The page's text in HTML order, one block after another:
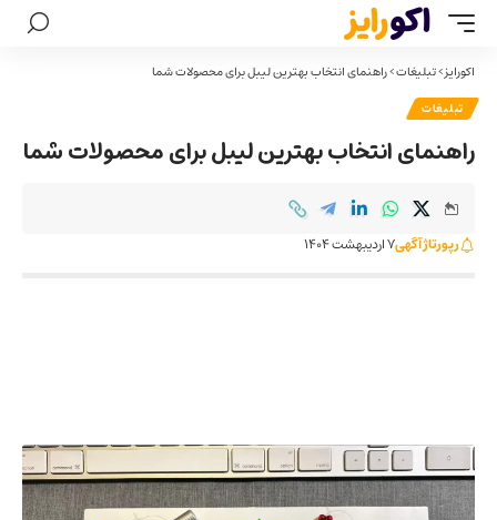
اکورایز>تبلیغات>راهنمای انتخاب بهترین لیبل برای محصولات شما
تبلیغات
راهنمای انتخاب بهترین لیبل برای محصولات شما
رپورتاژ آگهی7 اردیبهشت 1404